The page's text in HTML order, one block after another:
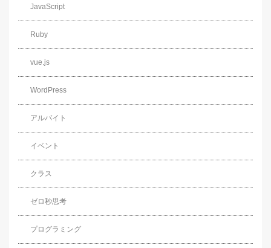
JavaScript
Ruby
vue.js
WordPress
アルバイト
イベント
クラス
ゼロ秒思考
プログラミング